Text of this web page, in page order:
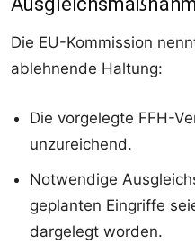
Die EU-Kommission
ablehnende Haltung:
Die vorgelegte FFH-
unzureichend.
Notwendige
geplanten Eingriffe
dargelegt worden.